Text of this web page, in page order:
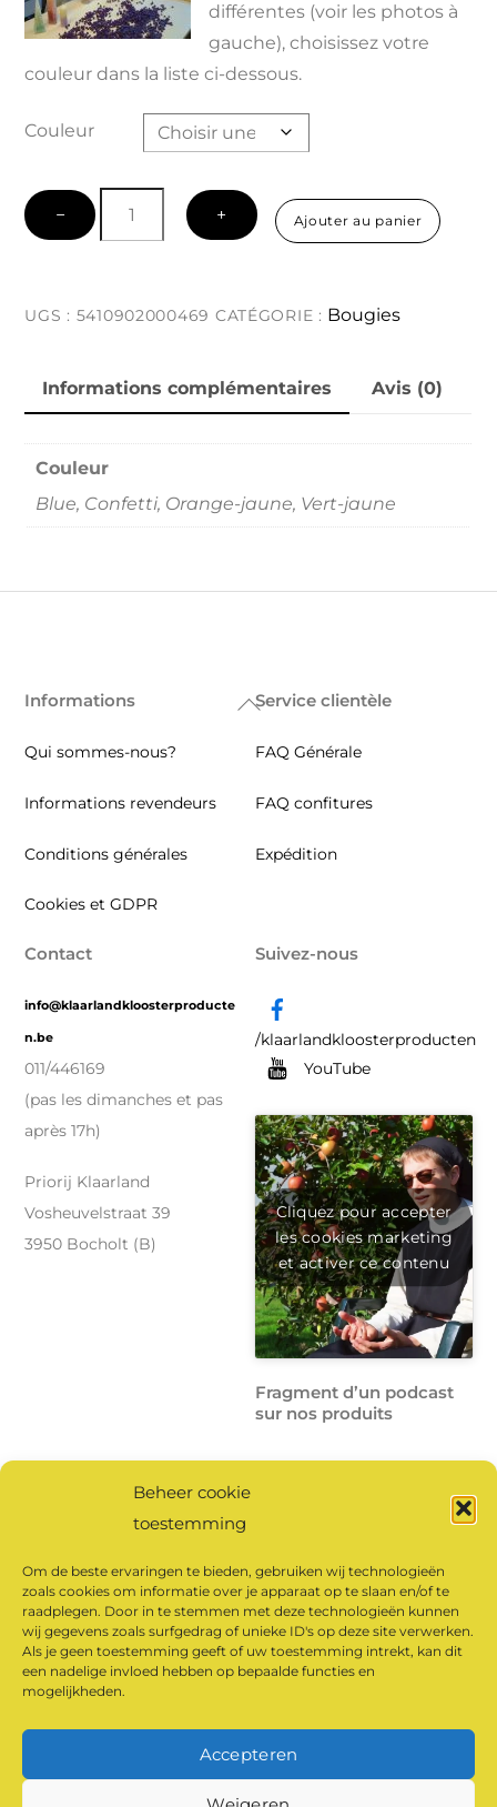
Beheer cookie
toestemming
Om de beste ervaringen te bieden, gebruiken wij technologieën
zoals cookies om informatie over je apparaat op te slaan en/of te
raadplegen. Door in te stemmen met deze technologieën kunnen
wij gegevens zoals surfgedrag of unieke ID's op deze site verwerken.
Als je geen toestemming geeft of uw toestemming intrekt, kan dit
een nadelige invloed hebben op bepaalde functies en
mogelijkheden.
Accepteren
différentes (voir les photos à
gauche), choisissez votre
couleur dans la liste ci-dessous.
Couleur
− + Ajouter au panier
UGS : 5410902000469 CATÉGORIE : Bougies
Informations complémentaires Avis (0)
Couleur
Blue, Confetti, Orange-jaune, Vert-jaune
Back
Top
Informations
Qui sommes-nous?
Informations revendeurs
Conditions générales
Cookies et GDPR
Service clientèle
FAQ Générale
FAQ confitures
Expédition
Contact
info@klaarlandkloosterproducte
n.be
011/446169
(pas les dimanches et pas
après 17h)
Priorij Klaarland
Vosheuvelstraat 39
3950 Bocholt (B)
Suivez-nous
/klaarlandkloosterproducten
YouTube
Cliquez pour accepter
les cookies marketing
et activer ce contenu
Fragment d’un podcast
sur nos produits
Cliquez pour accepter
les cookies marketing
et activer ce contenu
©Klaarland Produits du monastère2026
WordPress•Themify WordPress Themes